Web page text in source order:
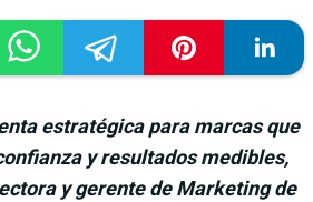
estratégica para marcas que
y resultados medibles,
y gerente de Marketing de